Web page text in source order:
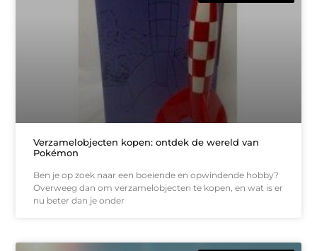
Verzamelobjecten kopen: ontdek de wereld van
Pokémon
Ben je op zoek naar een boeiende en opwindende hobby?
Overweeg dan om verzamelobjecten te kopen, en wat is er
nu beter dan je onder